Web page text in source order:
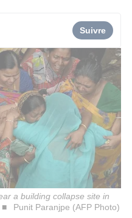
Suivre
a building collapse site in
Punit Paranjpe (AFP Photo)